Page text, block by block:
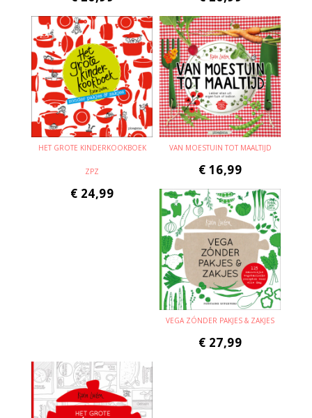
HET GROTE KINDERKOOKBOEK
ZPZ
€ 24,99
VAN MOESTUIN TOT MAALTIJD
€ 16,99
VEGA ZÓNDER PAKJES & ZAKJES
€ 27,99